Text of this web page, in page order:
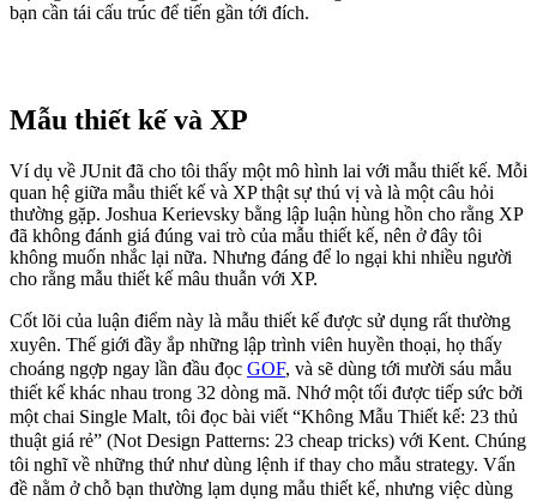
bạn cần tái cấu trúc để tiến gần tới đích.
Mẫu thiết kế và XP
Ví dụ về JUnit đã cho tôi thấy một mô hình lai với mẫu thiết kế. Mỗi
quan hệ giữa mẫu thiết kế và XP thật sự thú vị và là một câu hỏi
thường gặp. Joshua Kerievsky bằng lập luận hùng hồn cho rằng XP
đã không đánh giá đúng vai trò của mẫu thiết kế, nên ở đây tôi
không muốn nhắc lại nữa. Nhưng đáng để lo ngại khi nhiều người
cho rằng mẫu thiết kế mâu thuẫn với XP.
Cốt lõi của luận điểm này là mẫu thiết kế được sử dụng rất thường
xuyên. Thế giới đầy ắp những lập trình viên huyền thoại, họ thấy
choáng ngợp ngay lần đầu đọc GOF, và sẽ dùng tới mười sáu mẫu
thiết kế khác nhau trong 32 dòng mã. Nhớ một tối được tiếp sức bởi
một chai Single Malt, tôi đọc bài viết “Không Mẫu Thiết kế: 23 thủ
thuật giá rẻ” (Not Design Patterns: 23 cheap tricks) với Kent. Chúng
tôi nghĩ về những thứ như dùng lệnh if thay cho mẫu strategy. Vấn
đề nằm ở chỗ bạn thường lạm dụng mẫu thiết kế, nhưng việc dùng